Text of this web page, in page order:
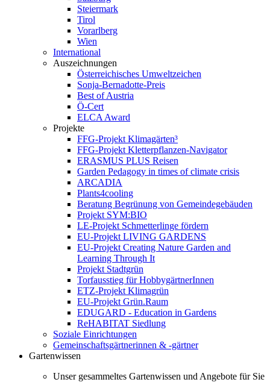
Steiermark
Tirol
Vorarlberg
Wien
International
Auszeichnungen
Österreichisches Umweltzeichen
Sonja-Bernadotte-Preis
Best of Austria
Ö-Cert
ELCA Award
Projekte
FFG-Projekt Klimagärten³
FFG-Projekt Kletterpflanzen-Navigator
ERASMUS PLUS Reisen
Garden Pedagogy in times of climate crisis
ARCADIA
Plants4cooling
Beratung Begrünung von Gemeindegebäuden
Projekt SYM:BIO
LE-Projekt Schmetterlinge fördern
EU-Projekt LIVING GARDENS
EU-Projekt Creating Nature Garden and
Learning Through It
Projekt Stadtgrün
Torfausstieg für HobbygärtnerInnen
ETZ-Projekt Klimagrün
EU-Projekt Grün.Raum
EDUGARD - Education in Gardens
ReHABITAT Siedlung
Soziale Einrichtungen
Gemeinschaftsgärtnerinnen & -gärtner
Gartenwissen
Unser gesammeltes Gartenwissen und Angebote für Sie